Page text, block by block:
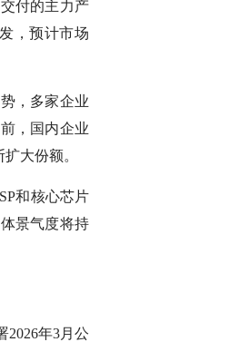
付的主力产
，预计市场
，多家企业
，国内企业
大份额。
和核心芯片
景气度将持
2026年3月公